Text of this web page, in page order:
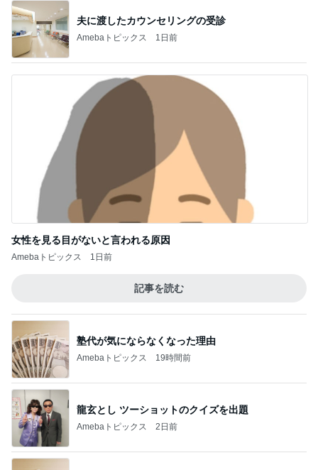
夫に渡したカウンセリングの受診
Amebaトピックス 1日前
女性を見る目がないと言われる原因
Amebaトピックス 1日前
記事を読む
塾代が気にならなくなった理由
Amebaトピックス 19時間前
龍玄とし ツーショットのクイズを出題
Amebaトピックス 2日前